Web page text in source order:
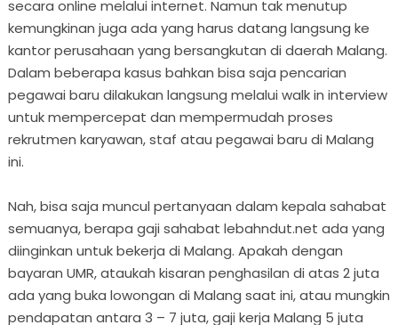
secara online melalui internet. Namun tak menutup
kemungkinan juga ada yang harus datang langsung ke
kantor perusahaan yang bersangkutan di daerah Malang.
Dalam beberapa kasus bahkan bisa saja pencarian
pegawai baru dilakukan langsung melalui walk in interview
untuk mempercepat dan mempermudah proses
rekrutmen karyawan, staf atau pegawai baru di Malang
ini.
Nah, bisa saja muncul pertanyaan dalam kepala sahabat
semuanya, berapa gaji sahabat lebahndut.net ada yang
diinginkan untuk bekerja di Malang. Apakah dengan
bayaran UMR, ataukah kisaran penghasilan di atas 2 juta
ada yang buka lowongan di Malang saat ini, atau mungkin
pendapatan antara 3 – 7 juta, gaji kerja Malang 5 juta